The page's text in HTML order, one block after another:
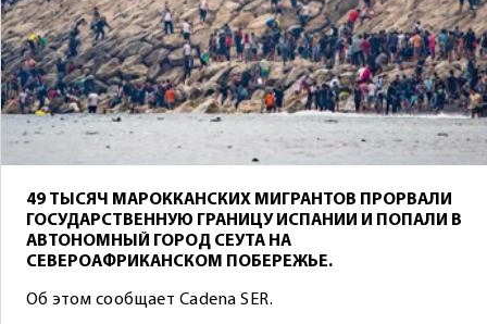
49 ТЫСЯЧ МАРОККАНСКИХ МИГРАНТОВ ПРОРВАЛИ
ГОСУДАРСТВЕННУЮ ГРАНИЦУ ИСПАНИИ И ПОПАЛИ В
АВТОНОМНЫЙ ГОРОД СЕУТА НА
СЕВЕРОАФРИКАНСКОМ ПОБЕРЕЖЬЕ.
Об этом сообщает Cadena SER.